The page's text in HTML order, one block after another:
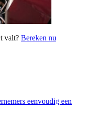
valt? Bereken nu
eenvoudig een